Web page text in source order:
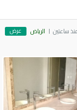
ساعتين الرياض عرض